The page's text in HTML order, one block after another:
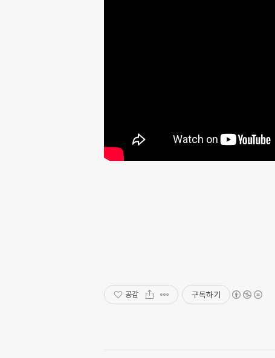
공감 구독하기